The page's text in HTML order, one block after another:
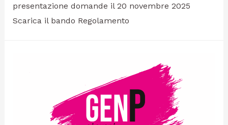
presentazione domande il 20 novembre 2025
Scarica il bando Regolamento